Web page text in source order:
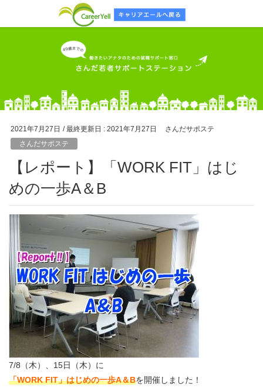
2021年7月27日 / 最終更新日 : 2021年7月27日
さんだサポステ
さんだサポステ
【レポート】「WORK FIT」はじ
めの一歩A＆B
7/8（木）、15日（木）に
「WORK FIT」はじめの一歩A＆Bを開催しました！